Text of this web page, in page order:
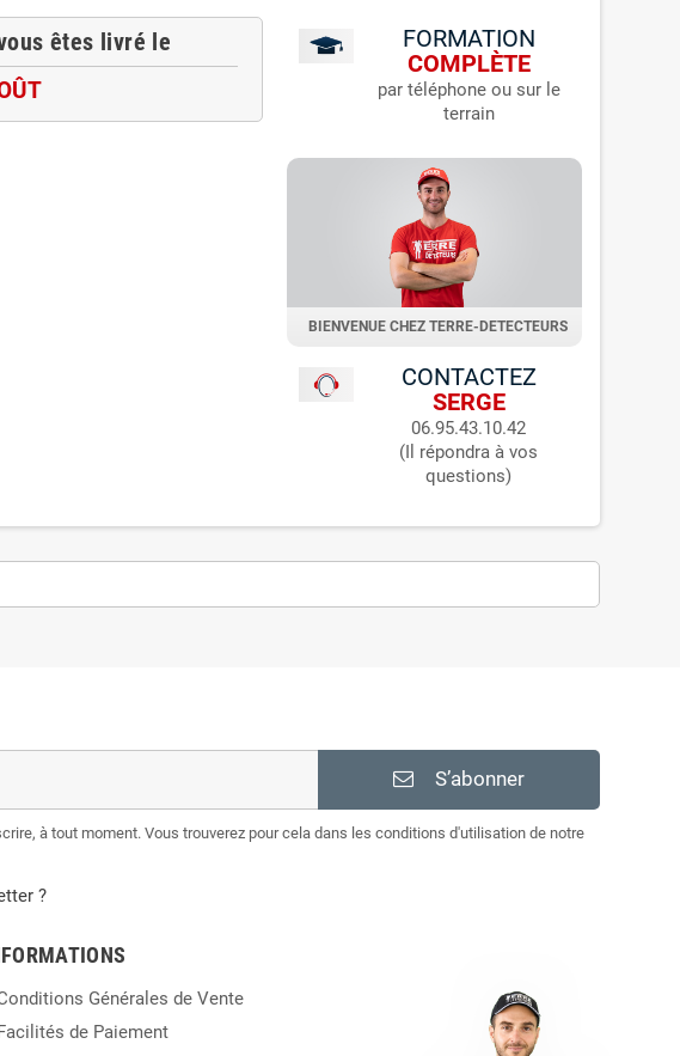
êtes livré le
FORMATION
COMPLÈTE
par téléphone ou sur le
terrain
BIENVENUE CHEZ TERRE-DETECTEURS
CONTACTEZ
SERGE
06.95.43.10.42
(Il répondra à vos
questions)
S’abonner
à tout moment. Vous trouverez pour cela dans les conditions d'utilisation de notre
?
Générales de Vente
de Paiement